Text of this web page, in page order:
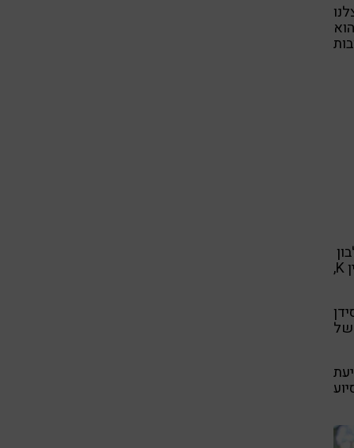
ושלל ויטמינים, מינרלים ונוגדי חימצון כגון: אבץ, אשלגן, זרחן, ויטמין K,
של